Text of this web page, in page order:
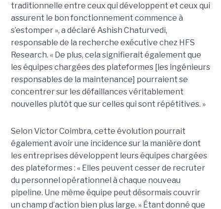
traditionnelle entre ceux qui développent et ceux qui
assurent le bon fonctionnement commence à
s’estomper », a déclaré Ashish Chaturvedi,
responsable de la recherche exécutive chez HFS
Research. « De plus, cela signifierait également que
les équipes chargées des plateformes [les ingénieurs
responsables de la maintenance] pourraient se
concentrer sur les défaillances véritablement
nouvelles plutôt que sur celles qui sont répétitives. »
Selon Victor Coimbra, cette évolution pourrait
également avoir une incidence sur la manière dont
les entreprises développent leurs équipes chargées
des plateformes : « Elles peuvent cesser de recruter
du personnel opérationnel à chaque nouveau
pipeline. Une même équipe peut désormais couvrir
un champ d’action bien plus large. » Étant donné que